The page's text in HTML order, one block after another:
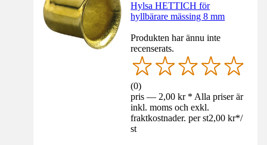
Hylsa HETTICH för
hyllbärare mässing 8 mm
Produkten har ännu inte
recenserats.
(0)
pris — 2,00 kr * Alla priser är
inkl. moms och exkl.
fraktkostnader. per st2,00 kr*/
st